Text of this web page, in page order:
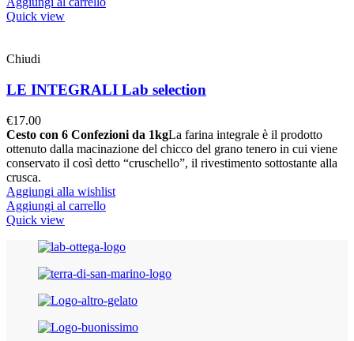
Quick view
Chiudi
LE INTEGRALI Lab selection
€17.00
Cesto con 6 Confezioni da 1kgLa farina integrale è il prodotto
ottenuto dalla macinazione del chicco del grano tenero in cui viene
conservato il così detto “cruschello”, il rivestimento sottostante alla
crusca.
Aggiungi alla wishlist
Aggiungi al carrello
Quick view